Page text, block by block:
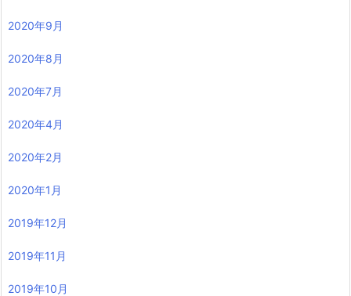
2020年9月
2020年8月
2020年7月
2020年4月
2020年2月
2020年1月
2019年12月
2019年11月
2019年10月